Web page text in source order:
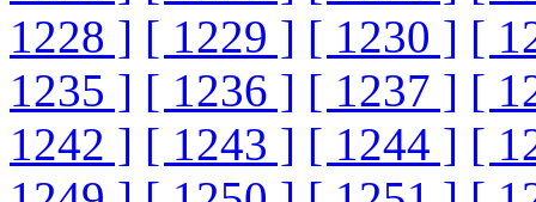
1228 ] [ 1229 ] [ 1230 ] [
1235 ] [ 1236 ] [ 1237 ] [
1242 ] [ 1243 ] [ 1244 ] [